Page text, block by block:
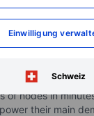
Einwilligung
Schweiz
Holdings LLC
NVIDIA Cloud
CPU nodes,
and
console
to provision
of nodes in
their main